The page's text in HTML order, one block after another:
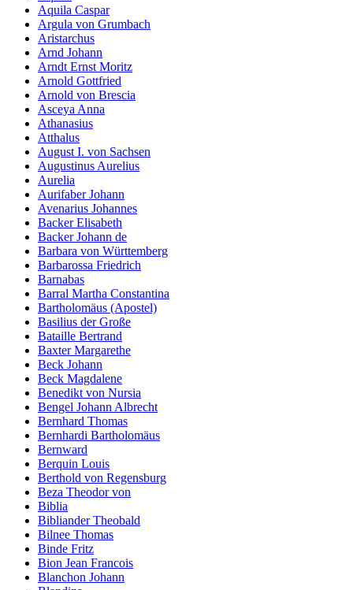
Aquila Caspar
Argula von Grumbach
Aristarchus
Arnd Johann
Arndt Ernst Moritz
Arnold Gottfried
Arnold von Brescia
Asceya Anna
Athanasius
Atthalus
August I. von Sachsen
Augustinus Aurelius
Aurelia
Aurifaber Johann
Avenarius Johannes
Backer Elisabeth
Backer Johann de
Barbara von Württemberg
Barbarossa Friedrich
Barnabas
Barral Martha Constantina
Bartholomäus (Apostel)
Basilius der Große
Bataille Bertrand
Baxter Margarethe
Beck Johann
Beck Magdalene
Benedikt von Nursia
Bengel Johann Albrecht
Bernhard Thomas
Bernhardi Bartholomäus
Bernward
Berquin Louis
Berthold von Regensburg
Beza Theodor von
Biblia
Bibliander Theobald
Bilnee Thomas
Binde Fritz
Bion Jean Francois
Blanchon Johann